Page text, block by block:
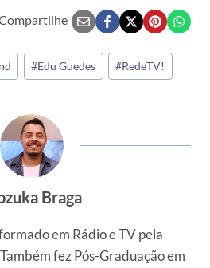
#Edu Guedes #RedeTV!
Braga
em Rádio e TV pela
fez Pós-Graduação em